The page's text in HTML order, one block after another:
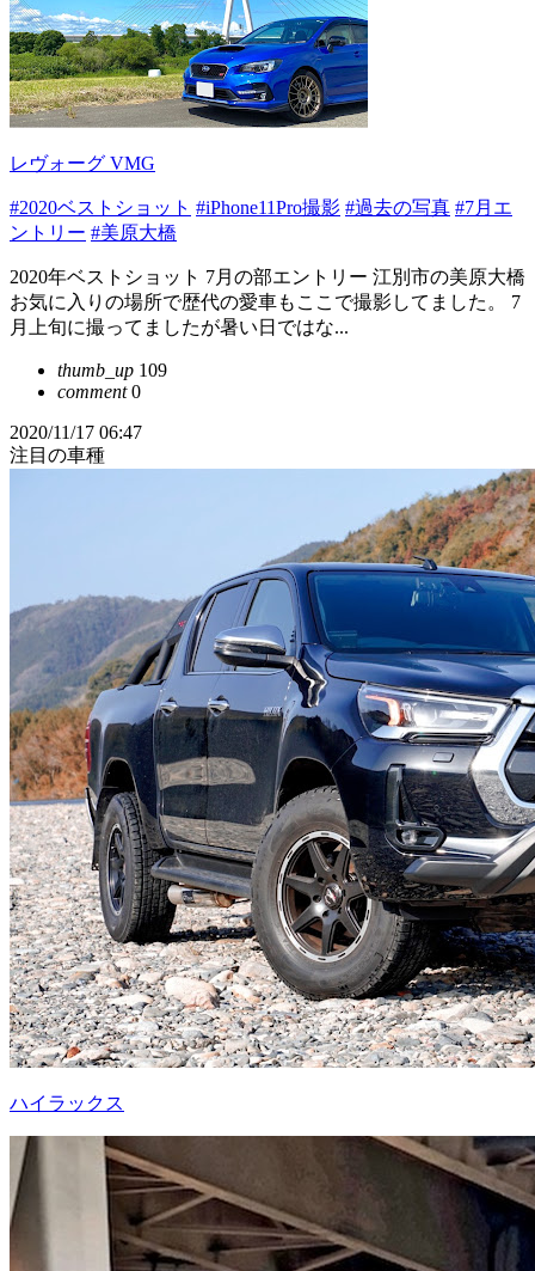
レヴォーグ VMG
#2020ベストショット #iPhone11Pro撮影 #過去の写真 #7月エ
ントリー #美原大橋
2020年ベストショット 7月の部エントリー 江別市の美原大橋
お気に入りの場所で歴代の愛車もここで撮影してました。 7
月上旬に撮ってましたが暑い日ではな...
thumb_up 109
comment0
2020/11/17 06:47
注目の車種
ハイラックス